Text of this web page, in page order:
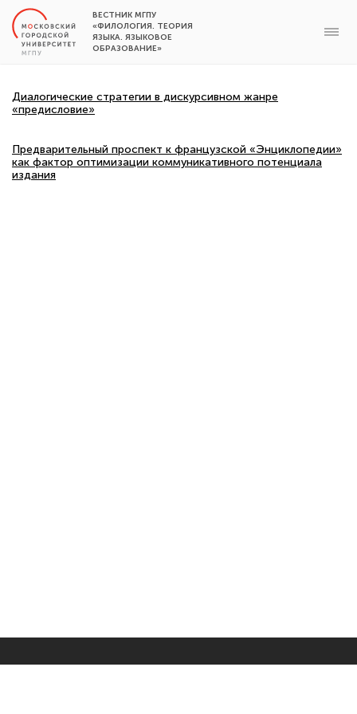
ВЕСТНИК МГПУ
«ФИЛОЛОГИЯ. ТЕОРИЯ
ЯЗЫКА. ЯЗЫКОВОЕ
ОБРАЗОВАНИЕ»
Диалогические стратегии в дискурсивном жанре
«предисловие»
Предварительный проспект к французской «Энциклопедии»
как фактор оптимизации коммуникативного потенциала
издания